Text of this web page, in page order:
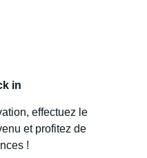
in
effectuez le
et profitez de
!